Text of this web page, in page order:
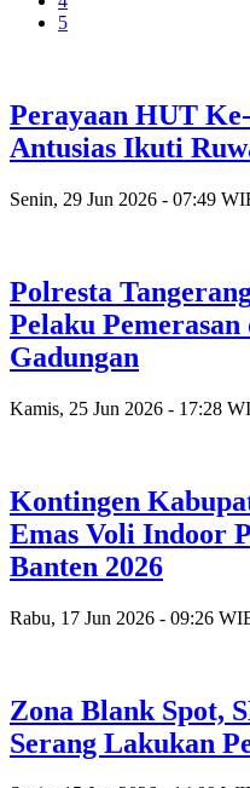
5
Perayaan HUT
Antusias Ikuti
Senin, 29 Jun 2026 - 07:49
Polresta
Pelaku
Gadungan
Kamis, 25 Jun 2026 - 17:28
Kontingen
Emas Voli Indoor
Banten 2026
Rabu, 17 Jun 2026 - 09:26
Zona Blank Spot,
Serang Lakukan